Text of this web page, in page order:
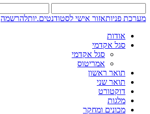
מערכת פניותאזור אישי לסטודנטים.יותלהרשמה
אודות
סגל אקדמי
סגל אקדמי
אמריטוס
תואר ראשון
תואר שני
דוקטורט
מלגות
מכונים ומחקר